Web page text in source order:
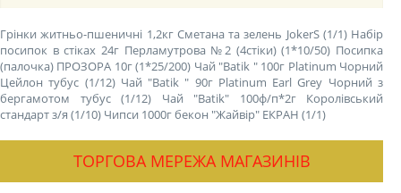
Грінки житньо-пшеничні 1,2кг Сметана та зелень JokerS (1/1) Набір
посипок в стіках 24г Перламутрова №2 (4стіки) (1*10/50) Посипка
(палочка) ПРОЗОРА 10г (1*25/200) Чай "Batik " 100г Platinum Чорний
Цейлон тубус (1/12) Чай "Batik " 90г Platinum Earl Grey Чорний з
бергамотом тубус (1/12)
Чай "Batik" 100ф/п*2г Королівський
стандарт з/я (1/10) Чипси 1000г бекон "Жайвір" ЕКРАН (1/1)
ТОРГОВА МЕРЕЖА МАГАЗИНІВ